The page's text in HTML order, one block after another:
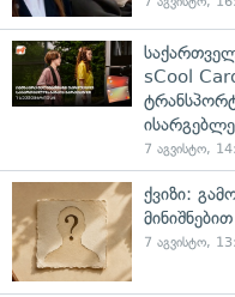
sCool
7 აგვისტო,
ქვიზი:
მინიშნებით
7 აგვისტო,